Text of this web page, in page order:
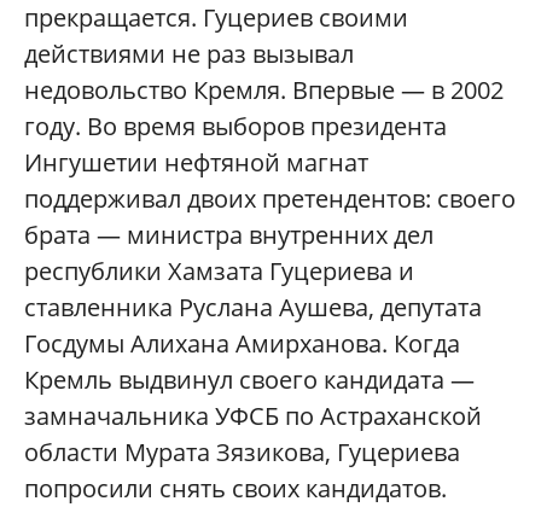
прекращается. Гуцериев своими
действиями не раз вызывал
недовольство Кремля. Впервые — в 2002
году. Во время выборов президента
Ингушетии нефтяной магнат
поддерживал двоих претендентов: своего
брата — министра внутренних дел
республики Хамзата Гуцериева и
ставленника Руслана Аушева, депутата
Госдумы Алихана Амирханова. Когда
Кремль выдвинул своего кандидата —
замначальника УФСБ по Астраханской
области Мурата Зязикова, Гуцериева
попросили снять своих кандидатов.